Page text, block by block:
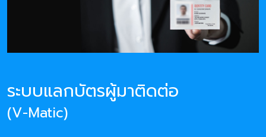
ระบบแลกบัตรผู้มาติดต่อ
(V-Matic)